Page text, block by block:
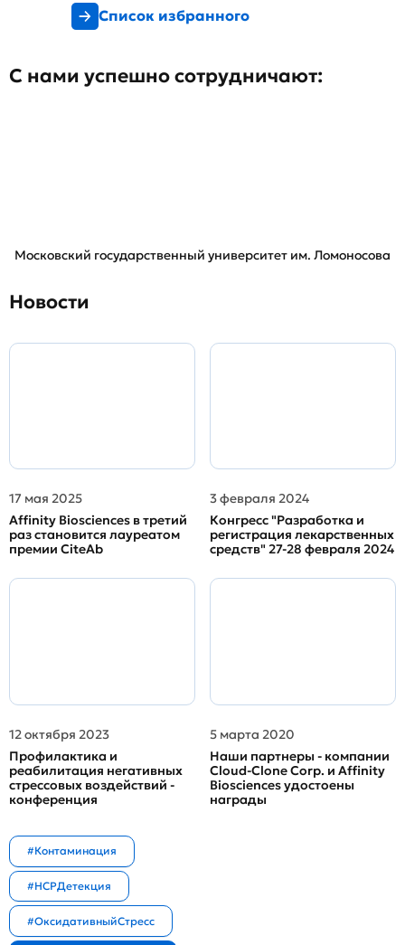
Список избранного
С нами успешно сотрудничают:
Московский государственный университет им. Ломоносова
Новости
17 мая 2025
Affinity Biosciences в третий
раз становится лауреатом
премии CiteAb
3 февраля 2024
Конгресс "Разработка и
регистрация лекарственных
средств" 27-28 февраля 2024
12 октября 2023
Профилактика и
реабилитация негативных
стрессовых воздействий -
конференция
5 марта 2020
Наши партнеры - компании
Cloud-Clone Corp. и Affinity
Biosciences удостоены
награды
#Контаминация
#HCPДетекция
#ОксидативныйСтресс